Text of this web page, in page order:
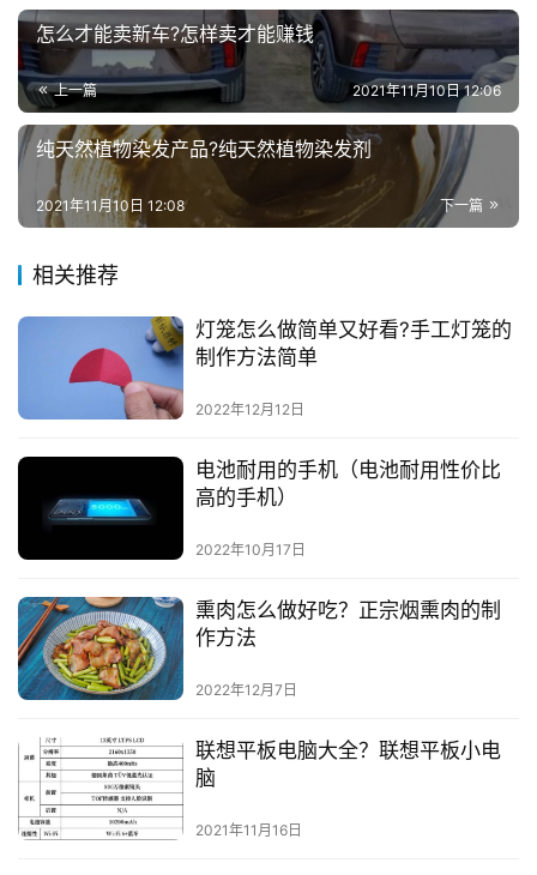
怎么才能卖新车?怎样卖才能赚钱
上一篇 2021年11月10日 12:06
纯天然植物染发产品?纯天然植物染发剂
下一篇
2021年11月10日 12:08
相关推荐
灯笼怎么做简单又好看?手工灯笼的
制作方法简单
2022年12月12日
电池耐用的手机（电池耐用性价比
高的手机）
2022年10月17日
熏肉怎么做好吃？正宗烟熏肉的制
作方法
2022年12月7日
联想平板电脑大全？联想平板小电
脑
2021年11月16日